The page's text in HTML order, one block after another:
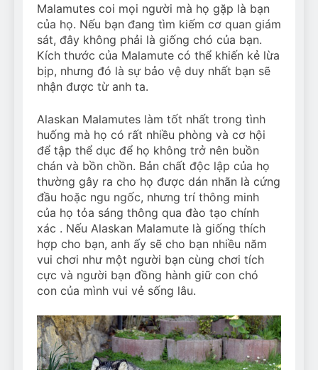
Malamutes coi mọi người mà họ gặp là bạn
của họ. Nếu bạn đang tìm kiếm cơ quan giám
sát, đây không phải là giống chó của bạn.
Kích thước của Malamute có thể khiến kẻ lừa
bịp, nhưng đó là sự bảo vệ duy nhất bạn sẽ
nhận được từ anh ta.
Alaskan Malamutes làm tốt nhất trong tình
huống mà họ có rất nhiều phòng và cơ hội
để tập thể dục để họ không trở nên buồn
chán và bồn chồn. Bản chất độc lập của họ
thường gây ra cho họ được dán nhãn là cứng
đầu hoặc ngu ngốc, nhưng trí thông minh
của họ tỏa sáng thông qua đào tạo chính
xác . Nếu Alaskan Malamute là giống thích
hợp cho bạn, anh ấy sẽ cho bạn nhiều năm
vui chơi như một người bạn cùng chơi tích
cực và người bạn đồng hành giữ con chó
con của mình vui vẻ sống lâu.